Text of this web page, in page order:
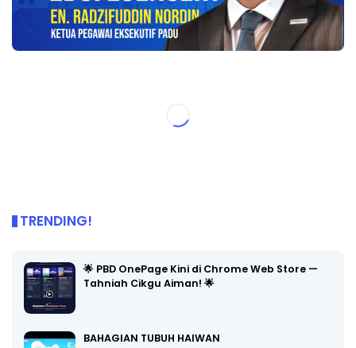
TRENDING!
🌟 PBD OnePage Kini di Chrome Web Store —
Tahniah Cikgu Aiman! 🌟
BAHAGIAN TUBUH HAIWAN